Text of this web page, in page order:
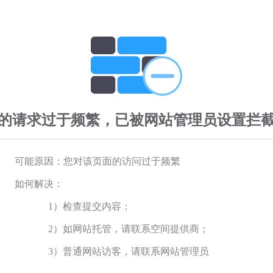
请求过于频繁，已被网站管理员设置拦
可能原因：您对该页面的访问过于频繁
如何解决：
1）检查提交内容；
2）如网站托管，请联系空间提供商；
3）普通网站访客，请联系网站管理员